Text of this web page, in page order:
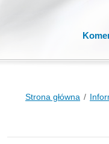
Strona główna